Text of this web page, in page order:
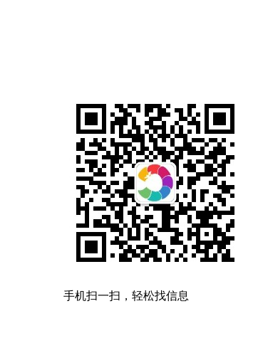
手机扫一扫，轻松找信息